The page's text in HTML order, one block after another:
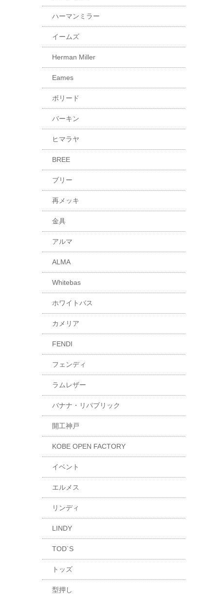
ハーマンミラー
イームズ
Herman Miller
Eames
ボリード
バーキン
ヒマラヤ
BREE
ブリー
再メッキ
金具
アルマ
ALMA
Whitebas
ホワイトバス
カメリア
FENDI
フェンディ
ラムレザー
バナナ・リパブリック
開工神戸
KOBE OPEN FACTORY
イベント
エルメス
リンディ
LINDY
TOD`S
トッズ
型押し